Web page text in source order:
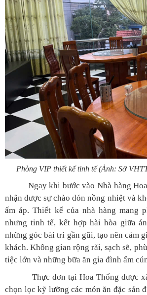
Phòng VIP thiết kế tinh tế (Ảnh: Sở
Ngay khi bước vào Nhà hàng Hoa
nhận được sự chào đón nồng nhiệt và
ấm áp. Thiết kế của nhà hàng mang
nhưng tinh tế, kết hợp hài hòa giữa
những góc bài trí gần gũi, tạo nên cảm
khách. Không gian rộng rãi, sạch sẽ,
tiệc lớn và những bữa ăn gia đình ấm
Thực đơn tại Hoa Thống được
chọn lọc kỹ lưỡng các món ăn đặc sản